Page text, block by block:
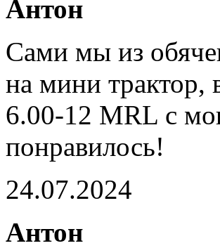
Антон
Сами мы из
на мини
6.00-12 MRL с
понравилось!
24.07.2024
Антон